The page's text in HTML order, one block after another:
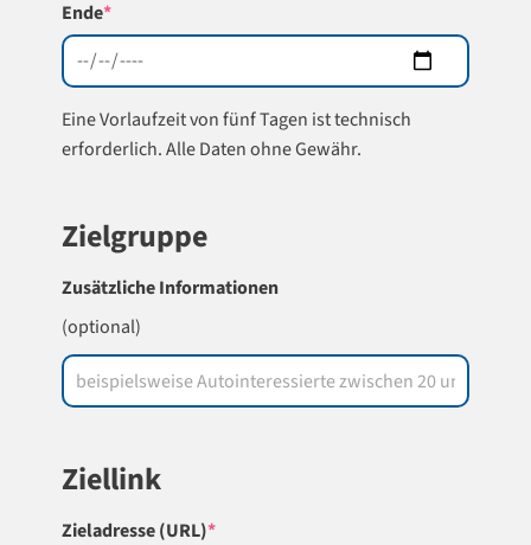
Ende*(required)
Eine Vorlaufzeit von fünf Tagen ist technisch
erforderlich. Alle Daten ohne Gewähr.
Zielgruppe
Zusätzliche Informationen
(optional)
Ziellink
Zieladresse (URL)*(required)